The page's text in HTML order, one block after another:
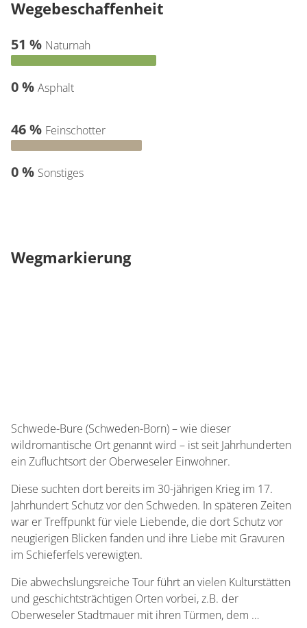
Wegebeschaffenheit
51 % Naturnah
0 % Asphalt
46 % Feinschotter
0 % Sonstiges
Wegmarkierung
Schwede-Bure (Schweden-Born) – wie dieser
wildromantische Ort genannt wird – ist seit Jahrhunderten
ein Zufluchtsort der Oberweseler Einwohner.
Diese suchten dort bereits im 30-jährigen Krieg im 17.
Jahrhundert Schutz vor den Schweden. In späteren Zeiten
war er Treffpunkt für viele Liebende, die dort Schutz vor
neugierigen Blicken fanden und ihre Liebe mit Gravuren
im Schieferfels verewigten.
Die abwechslungsreiche Tour führt an vielen Kulturstätten
und geschichtsträchtigen Orten vorbei, z.B. der
Oberweseler Stadtmauer mit ihren Türmen, dem …